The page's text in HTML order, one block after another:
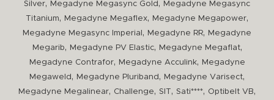
Silver, Megadyne Megasync Gold ,
Megadyne Megasync
Titanium, Megadyne Megaflex, Megadyne Megapower,
Megadyne Megasync Imperial , Megadyne RR,
Megadyne
Megarib, Megadyne PV Elastic, Megadyne Megaflat,
Megadyne Contrafor, Megadyne Acculink,
Megadyne
Megaweld , Megadyne Pluriband , Megadyne Varisect,
Megadyne Megalinear, Challenge, SIT, Sati****, Optibelt VB,